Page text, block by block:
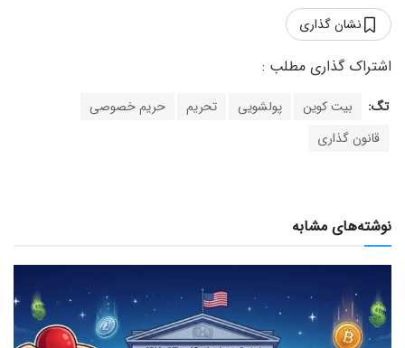
نشان گذاری
تگ: بیت کوین پولشویی تحریم
حریم خصوصی
قانون گذاری
نوشته‌های مشابه